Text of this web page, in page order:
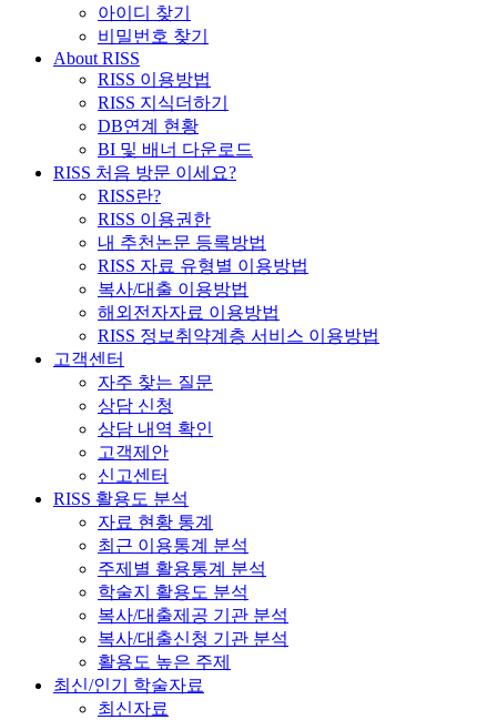
아이디 찾기
비밀번호 찾기
About RISS
RISS 이용방법
RISS 지식더하기
DB연계 현황
BI 및 배너 다운로드
RISS 처음 방문 이세요?
RISS란?
RISS 이용권한
내 추천논문 등록방법
RISS 자료 유형별 이용방법
복사/대출 이용방법
해외전자자료 이용방법
RISS 정보취약계층 서비스 이용방법
고객센터
자주 찾는 질문
상담 신청
상담 내역 확인
고객제안
신고센터
RISS 활용도 분석
자료 현황 통계
최근 이용통계 분석
주제별 활용통계 분석
학술지 활용도 분석
복사/대출제공 기관 분석
복사/대출신청 기관 분석
활용도 높은 주제
최신/인기 학술자료
최신자료